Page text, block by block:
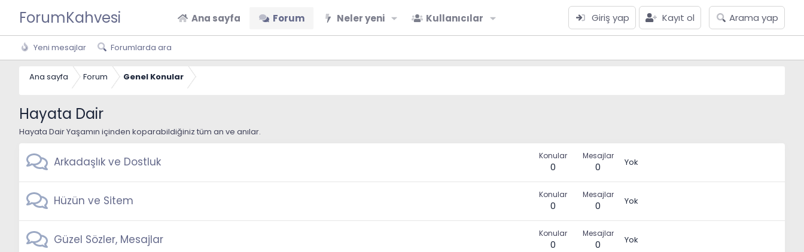
ForumKahvesi Ana sayfa Forum Neler yeni Kullanıcılar Giriş yap Kayıt ol Arama yap
Yeni mesajlar Forumlarda ara
Ana sayfa Forum Genel Konular
Hayata Dair
Hayata Dair Yaşamın içinden koparabildiğiniz tüm an ve anılar.
Arkadaşlık ve Dostluk Konular
0
Mesajlar
0 Yok
Hüzün ve Sitem Konular
0
Mesajlar
0 Yok
Güzel Sözler, Mesajlar Konular
0
Mesajlar
0 Yok